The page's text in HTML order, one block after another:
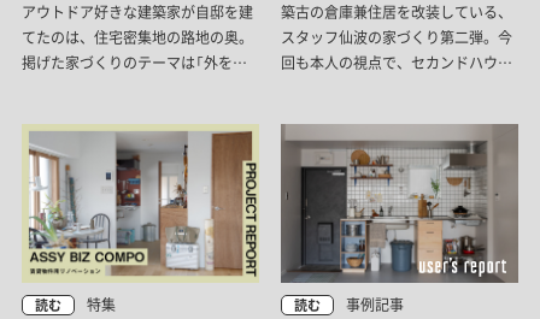
アウトドア好きな建築家が自邸を建
てたのは、住宅密集地の路地の奥。
掲げた家づくりのテーマは「外を諦
「外」を身近に感じて暮らしたい！
そんな思いから生まれた、内と外が
緩やかにつながる住まいです。
築古の倉庫兼住居を改装している、
スタッフ仙波の家づくり第二弾。今
回も本人の視点で、セカンドハウス
感や、試行錯誤から生まれた「居場
所」の数々をご紹介します。
読む 特集 読む 事例記事